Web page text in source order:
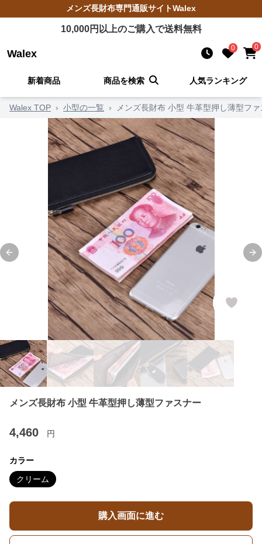
メンズ長財布専門通販サイトWalex
10,000円以上のご購入で送料無料
Walex 0 0
新着商品 商品を検索 人気ランキング
Walex TOP › 小型の一覧 › メンズ長財布 小型 牛革型押し薄型フ
Previous slide
メンズ長財布 小型 牛革型押し薄型ファスナー
4,460 円
カラー
クリーム
購入画面に進む